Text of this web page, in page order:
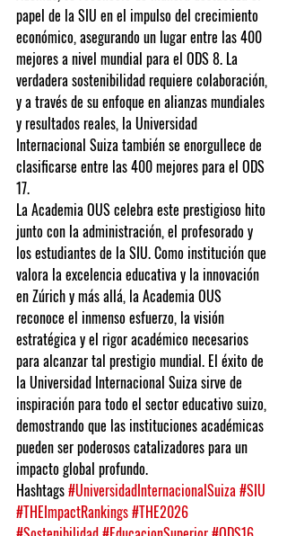
papel de la SIU en el impulso del crecimiento
económico, asegurando un lugar entre las 400
mejores a nivel mundial para el ODS 8. La
verdadera sostenibilidad requiere colaboración,
y a través de su enfoque en alianzas mundiales
y resultados reales, la Universidad
Internacional Suiza también se enorgullece de
clasificarse entre las 400 mejores para el ODS
17.
La Academia OUS celebra este prestigioso hito
junto con la administración, el profesorado y
los estudiantes de la SIU. Como institución que
valora la excelencia educativa y la innovación
en Zúrich y más allá, la Academia OUS
reconoce el inmenso esfuerzo, la visión
estratégica y el rigor académico necesarios
para alcanzar tal prestigio mundial. El éxito de
la Universidad Internacional Suiza sirve de
inspiración para todo el sector educativo suizo,
demostrando que las instituciones académicas
pueden ser poderosos catalizadores para un
impacto global profundo.
Hashtags#UniversidadInternacionalSuiza#SIU
#THEImpactRankings#THE2026